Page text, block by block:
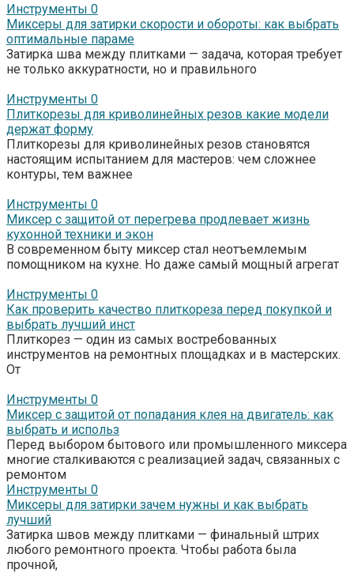
Инструменты 0
Миксеры для затирки скорости и обороты: как выбрать
оптимальные параме
Затирка шва между плитками — задача, которая требует
не только аккуратности, но и правильного
Инструменты 0
Плиткорезы для криволинейных резов какие модели
держат форму
Плиткорезы для криволинейных резов становятся
настоящим испытанием для мастеров: чем сложнее
контуры, тем важнее
Инструменты 0
Миксер с защитой от перегрева продлевает жизнь
кухонной техники и экон
В современном быту миксер стал неотъемлемым
помощником на кухне. Но даже самый мощный агрегат
Инструменты 0
Как проверить качество плиткореза перед покупкой и
выбрать лучший инст
Плиткорез — один из самых востребованных
инструментов на ремонтных площадках и в мастерских.
От
Инструменты 0
Миксер с защитой от попадания клея на двигатель: как
выбрать и использ
Перед выбором бытового или промышленного миксера
многие сталкиваются с реализацией задач, связанных с
ремонтом
Инструменты 0
Миксеры для затирки зачем нужны и как выбрать
лучший
Затирка швов между плитками — финальный штрих
любого ремонтного проекта. Чтобы работа была
прочной,